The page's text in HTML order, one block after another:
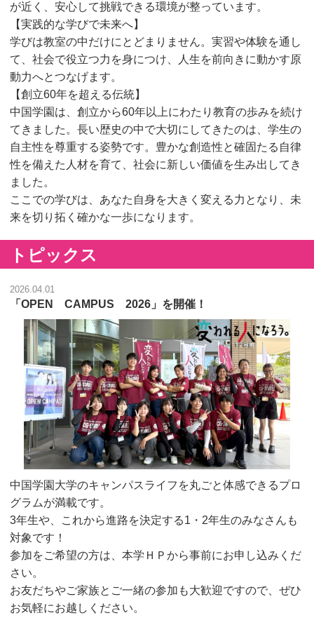
が近く、安心して挑戦できる環境が整っています。
【実践的な学びで未来へ】
学びは教室の中だけにとどまりません。実習や体験を通し
て、社会で役立つ力を身につけ、人生を前向きに動かす原
動力へとつなげます。
【創立60年を超える伝統】
中国学園は、創立から60年以上にわたり教育の歩みを続け
てきました。長い歴史の中で大切にしてきたのは、学生の
自主性を尊重する姿勢です。豊かな創造性と確固たる自律
性を備えた人材を育て、社会に新しい価値を生み出してき
ました。
ここでの学びは、あなた自身を大きく変える力となり、未
来を切り拓く確かな一歩になります。
トピックス
2026.04.01
「OPEN CAMPUS 2026」を開催！
中国学園大学のキャンパスライフを丸ごと体感できるプロ
グラムが満載です。
3年生や、これから進路を決定する1・2年生のみなさんも
対象です！
参加をご希望の方は、本学ＨＰから事前にお申し込みくだ
さい。
お友だちやご家族とご一緒の参加も大歓迎ですので、ぜひ
お気軽にお越しください。